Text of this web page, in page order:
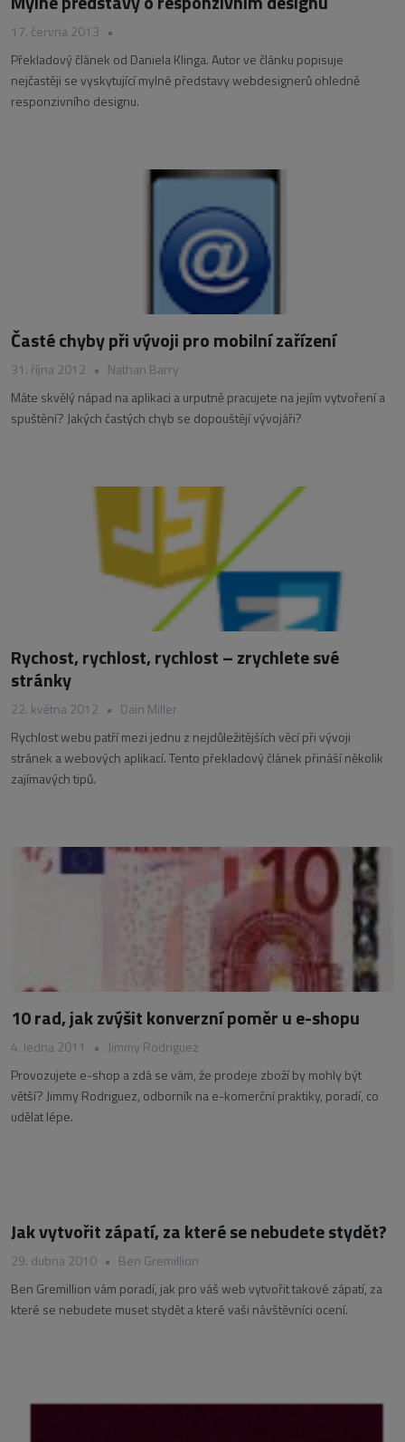
17. června 2013 •
Překladový článek od Daniela Klinga. Autor ve článku popisuje
nejčastěji se vyskytující mylné představy webdesignerů ohledně
responzivního designu.
Časté chyby při vývoji pro mobilní zařízení
31. října 2012 • Nathan Barry
Máte skvělý nápad na aplikaci a urputně pracujete na jejím vytvoření a
spuštění? Jakých častých chyb se dopouštějí vývojáři?
Rychost, rychlost, rychlost – zrychlete své
stránky
22. května 2012 • Dain Miller
Rychlost webu patří mezi jednu z nejdůležitějších věcí při vývoji
stránek a webových aplikací. Tento překladový článek přináší několik
zajímavých tipů.
10 rad, jak zvýšit konverzní poměr u e-shopu
4. ledna 2011 • Jimmy Rodriguez
Provozujete e-shop a zdá se vám, že prodeje zboží by mohly být
větší? Jimmy Rodriguez, odborník na e-komerční praktiky, poradí, co
udělat lépe.
Jak vytvořit zápatí, za které se nebudete stydět?
29. dubna 2010 • Ben Gremillion
Ben Gremillion vám poradí, jak pro váš web vytvořit takové zápatí, za
které se nebudete muset stydět a které vaši návštěvníci ocení.